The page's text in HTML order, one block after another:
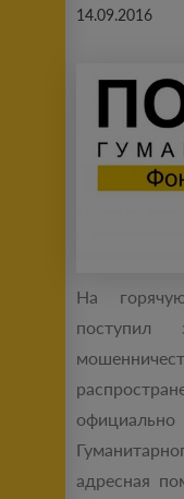
14.09.2016
На
адресная